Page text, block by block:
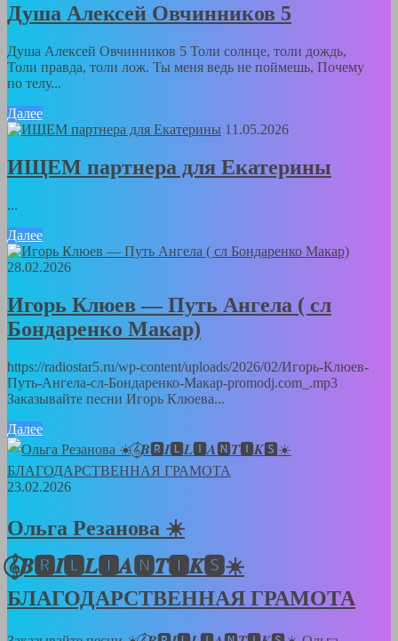
Душа Алексей Овчинников 5
Душа Алексей Овчинников 5 Толи солнце, толи дождь,
Толи правда, толи лож. Ты меня ведь не поймешь, Почему
по телу...
Далее
11.05.2026
ИЩЕМ партнера для Екатерины
...
Далее
28.02.2026
Игорь Клюев — Путь Ангела ( сл
Бондаренко Макар)
https://radiostar5.ru/wp-content/uploads/2026/02/Игорь-Клюев-
Путь-Ангела-сл-Бондаренко-Макар-promodj.com_.mp3
Заказывайте песни Игорь Клюева...
Далее
23.02.2026
Ольга Резанова ☀️
𝄞⃝𝑩🆁𝑰🅻𝑳🅸𝑨🅽𝑻🅸𝑲🆂☀️
БЛАГОДАРСТВЕННАЯ ГРАМОТА